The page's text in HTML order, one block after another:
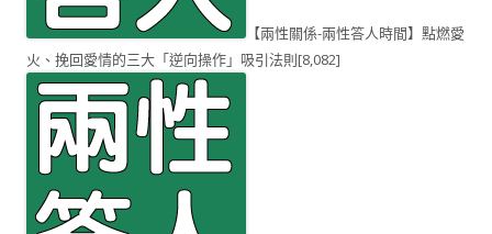
【兩性關係-兩性答人時間】點燃愛
火、挽回愛情的三大「逆向操作」吸引法則[8,082]